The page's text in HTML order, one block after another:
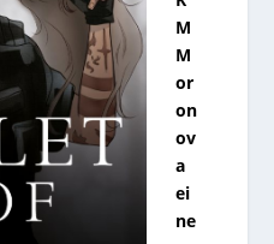
M
M
or
on
ov
a
ei
ne